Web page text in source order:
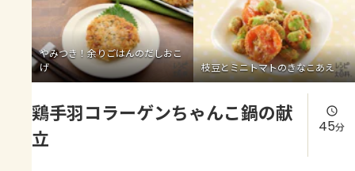
よくあるお問い合わせ
お買い物
AJINOMOTO PARK とは
やみつき！余りごはんのだしおこ
げ
枝豆とミニトマトのきなこあえ
鶏手羽コラーゲンちゃんこ鍋の献
立
45分